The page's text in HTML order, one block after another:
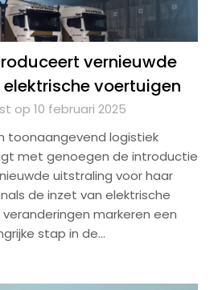
vernieuwde
voertuigen
op 10 februari 2025
toonaangevend logistiek
met genoegen de introductie
uitstraling voor haar
de inzet van elektrische
markeren een
stap in de…